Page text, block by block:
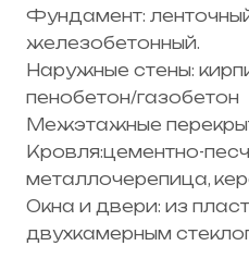
Фундамент:
железобетонный.
Наружные стены:
пенобетон/газобетон
Межэтажные
Кровля:цементно-
металлочерепица,
Окна и двери: из
двухкамерным